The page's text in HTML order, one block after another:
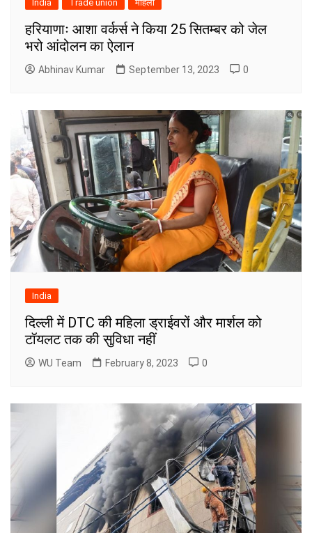
India Trade union महिला
हरियाणाः आशा वर्कर्स ने किया 25 सितम्बर को जेल
भरो आंदोलन का ऐलान
Abhinav Kumar September 13, 2023 0
India
दिल्ली में DTC की महिला ड्राईवरों और मार्शल को
टॉयलट तक की सुविधा नहीं
WU Team February 8, 2023 0